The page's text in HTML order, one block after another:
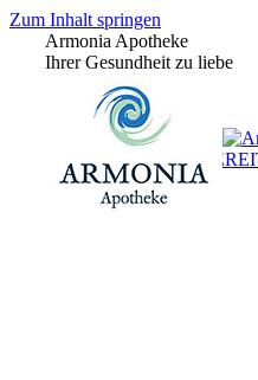
Zum Inhalt springen
Armonia Apotheke
Ihrer Gesundheit zu liebe
+43 (0)1 / 48 624 14